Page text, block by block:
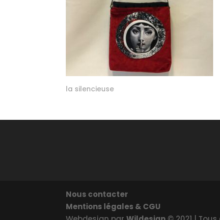
la silencieuse
Nous contacter
Mentions légales & CGU